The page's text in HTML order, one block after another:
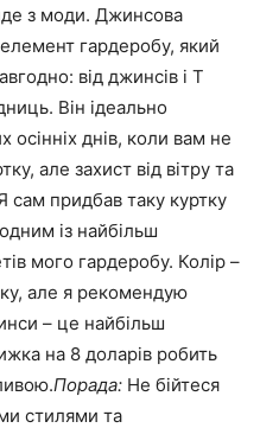
з моди. Джинсова
гардеробу, який
від джинсів і Т
Він ідеально
осінніх днів, коли вам не
але захист від вітру та
придбав таку куртку
із найбільш
мого гардеробу. Колір –
але я рекомендую
– це найбільш
на 8 доларів робить
Порада: Не бійтеся
стилями та